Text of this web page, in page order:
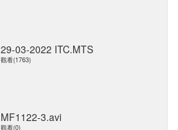
29-03-2022 ITC.MTS
觀看(1763)
MF1122-3.avi
觀看(0)